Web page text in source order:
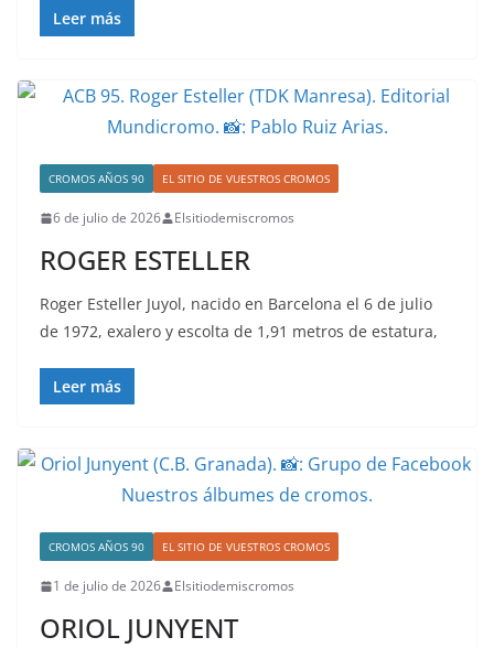
Leer más
CROMOS AÑOS 90 EL SITIO DE VUESTROS CROMOS
6 de julio de 2026 Elsitiodemiscromos
ROGER ESTELLER
Roger Esteller Juyol, nacido en Barcelona el 6 de julio
de 1972, exalero y escolta de 1,91 metros de estatura,
Leer más
CROMOS AÑOS 90 EL SITIO DE VUESTROS CROMOS
1 de julio de 2026 Elsitiodemiscromos
ORIOL JUNYENT